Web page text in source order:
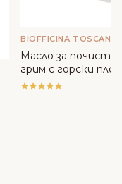
BIOFFICINA TOSCANA
Масло за
грим с горски
Toscana